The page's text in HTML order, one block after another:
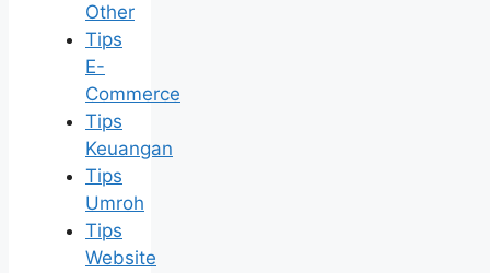
Other
Tips
E-
Commerce
Tips
Keuangan
Tips
Umroh
Tips
Website